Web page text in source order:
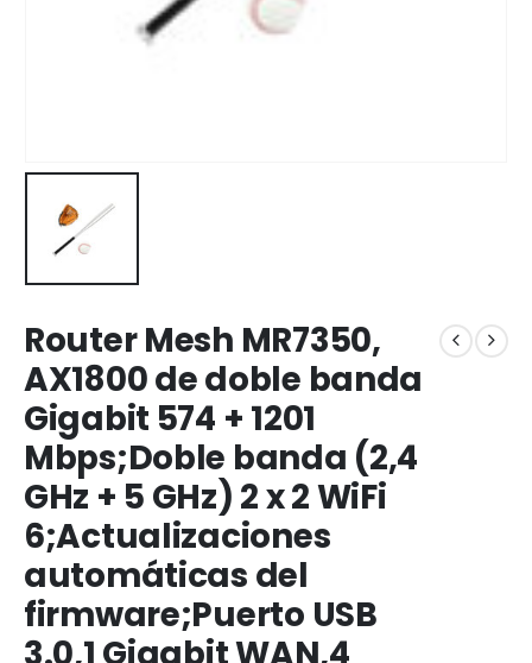
Router Mesh MR7350,
AX1800 de doble banda
Gigabit 574 + 1201
Mbps;Doble banda (2,4
GHz + 5 GHz) 2 x 2 WiFi
6;Actualizaciones
automáticas del
firmware;Puerto USB